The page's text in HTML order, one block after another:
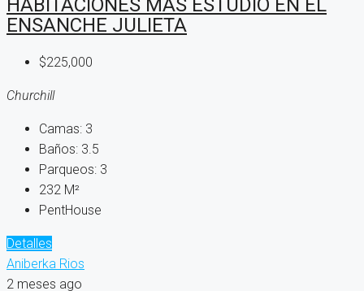
HABITACIONES MAS ESTUDIO EN EL
ENSANCHE JULIETA
$225,000
Churchill
Camas: 3
Baños: 3.5
Parqueos: 3
232 M²
PentHouse
Detalles
Aniberka Rios
2 meses ago